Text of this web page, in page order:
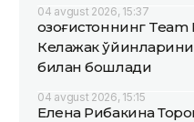
04 avgust 2026, 15:37
Қозоғистоннинг
Келажак ўйинларини
билан бошлади
04 avgust 2026, 15:15
Елена Рибакина